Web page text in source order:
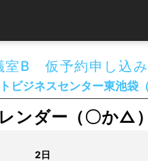
室B 仮予約申し込み
ビジネスセンター東池袋
ンダー（〇か△
2日